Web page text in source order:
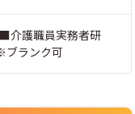
介護職員実務者研
※学歴不問 ※ブランク可